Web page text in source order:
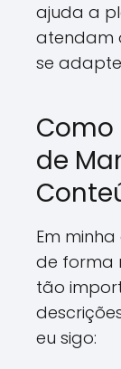
ajuda a
atendam
se
Como
de
Em
de forma
tão
eu sigo: